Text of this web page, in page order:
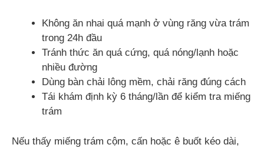
Không ăn nhai quá mạnh ở vùng răng vừa trám
trong 24h đầu
Tránh thức ăn quá cứng, quá nóng/lạnh hoặc
nhiều đường
Dùng bàn chải lông mềm, chải răng đúng cách
Tái khám định kỳ 6 tháng/lần để kiểm tra miếng
trám
Nếu thấy miếng trám cộm, cấn hoặc ê buốt kéo dài,